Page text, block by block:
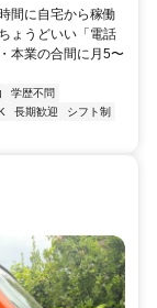
間に自宅から稼働
ょうどいい「電話
本業の合間に月5〜
学歴不問
長期歓迎
シフト制